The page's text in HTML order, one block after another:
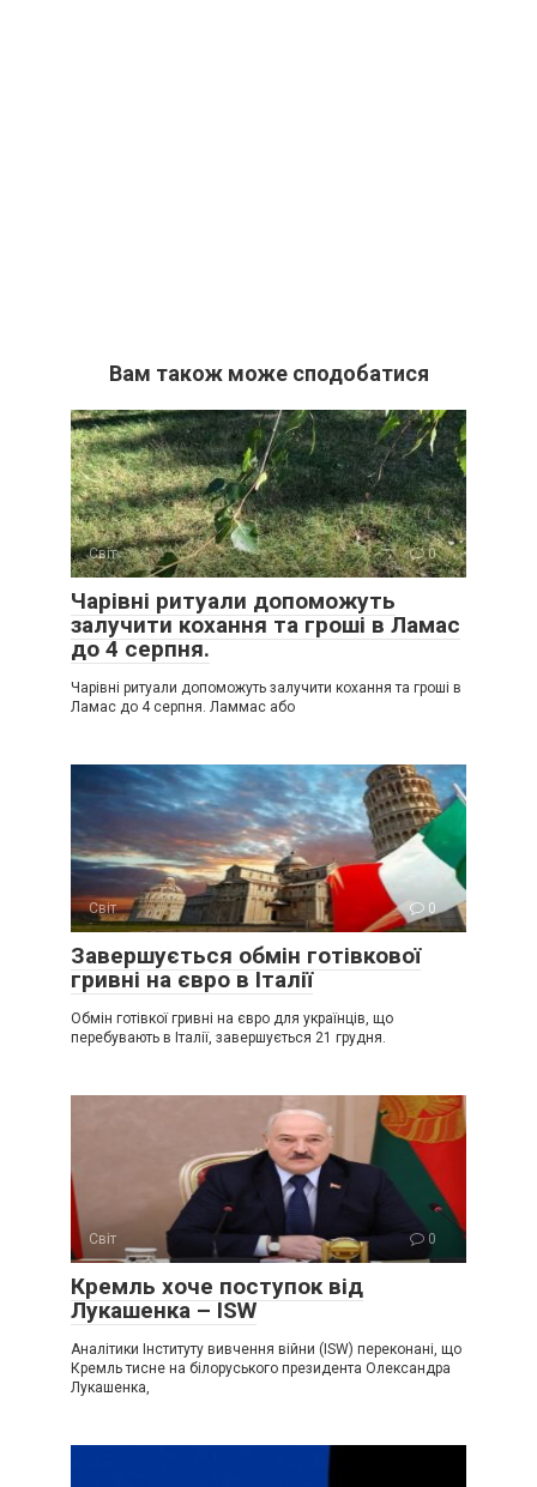
Вам також може сподобатися
Світ 0
Чарівні ритуали допоможуть
залучити кохання та гроші в Ламас
до 4 серпня.
Чарівні ритуали допоможуть залучити кохання та гроші в
Ламас до 4 серпня. Ламмас або
Світ 0
Завершується обмін готівкової
гривні на євро в Італії
Обмін готівкої гривні на євро для українців, що
перебувають в Італії, завершується 21 грудня.
Світ 0
Крeмль хоче поступок від
Лукaшенка – ISW
Аналітики Інституту вивчення війни (ISW) переконані, що
Кремль тисне на білоруського президента Олександра
Лукашенка,